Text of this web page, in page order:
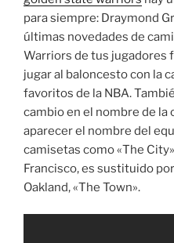
para siempre: Draymond
últimas novedades de
Warriors de tus jugadores
jugar al baloncesto con la
favoritos de la NBA.
cambio en el nombre de la
aparecer el nombre del
camisetas como «The
Francisco, es sustituido
Oakland, «The Town».